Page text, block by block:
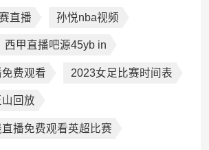
直播 孙悦nba视频
西甲直播吧源45yb in
费观看 2023女足比赛时间表
回放
播免费观看英超比赛